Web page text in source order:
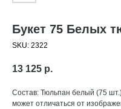
Букет 75 Белых
SKU: 2322
13 125 р.
Состав: Тюльпан белый (75
может отличаться от